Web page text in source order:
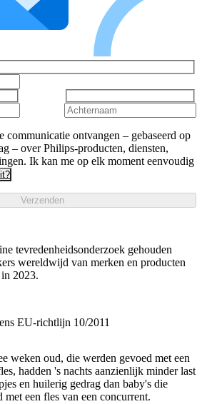
ontvangen – gebaseerd op
– over Philips-producten, diensten,
Ik kan me op elk moment eenvoudig
Verzenden
tevredenheidsonderzoek gehouden
wereldwijd van merken en producten
2023.
EU-richtlijn 10/2011
weken oud, die werden gevoed met een
hadden 's nachts aanzienlijk minder last
en huilerig gedrag dan baby's die
met een fles van een concurrent.